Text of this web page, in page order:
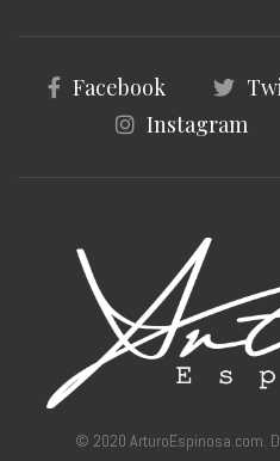
Facebook
Instagram
© 2020 ArturoEspinosa.com.